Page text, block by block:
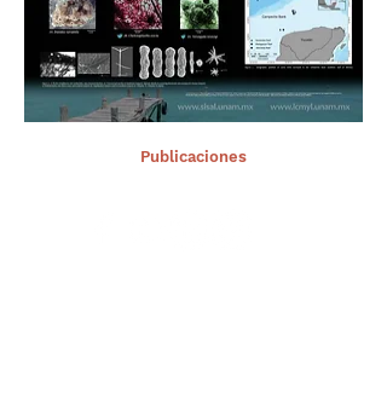
Publicaciones